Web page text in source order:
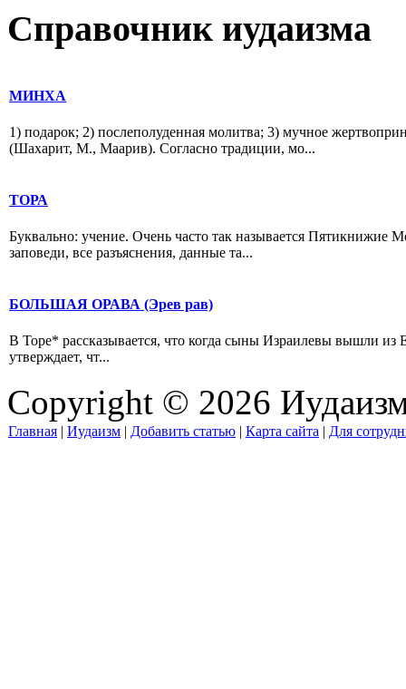
Справочник иудаизма
МИНХА
1) подарок; 2) послеполуденная молитва; 3) мучное
(Шахарит, М., Маарив). Согласно традиции, мо...
ТОРА
Буквально: учение. Очень часто так называется Пятикнижие
заповеди, все разъяснения, данные та...
БОЛЬШАЯ ОРАВА (Эрев рав)
В Торе* рассказывается, что когда сыны Израилевы вышли
утверждает, чт...
Copyright © 2026
Главная | Иудаизм | Добавить статью | Карта сайта | Для